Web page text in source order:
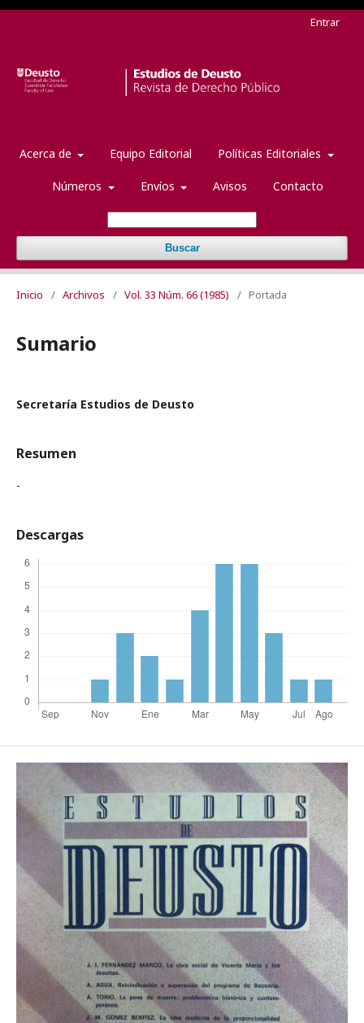
Acerca de Equipo Editorial Políticas Editoriales
Números Envíos Avisos Contacto
Buscar
Entrar
Inicio / Archivos / Vol. 33 Núm. 66 (1985) / Portada
Sumario
Secretaría Estudios de Deusto
Resumen
-
Descargas